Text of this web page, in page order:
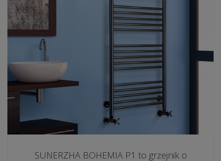
SUNERZHA BOHEMIA P1 to grzejnik o